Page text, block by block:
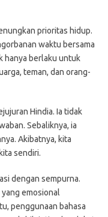
prioritas hidup.
waktu bersama
hanya berlaku untuk
teman, dan orang-
Hindia. Ia tidak
Sebaliknya, ia
Akibatnya, kita
sendiri.
dengan sempurna.
emosional
penggunaan bahasa